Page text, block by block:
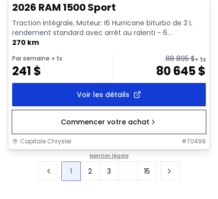
2026 RAM 1500 Sport
Traction intégrale, Moteur: I6 Hurricane biturbo de 3 L
rendement standard avec arrêt au ralenti - 6...
270 km
Par semaine + tx
241 $
88 895$+ tx
80 645$
Voir les détails
Commencer votre achat
Capitale Chrysler #T0499
Mention légale
1 2 3 ... 15